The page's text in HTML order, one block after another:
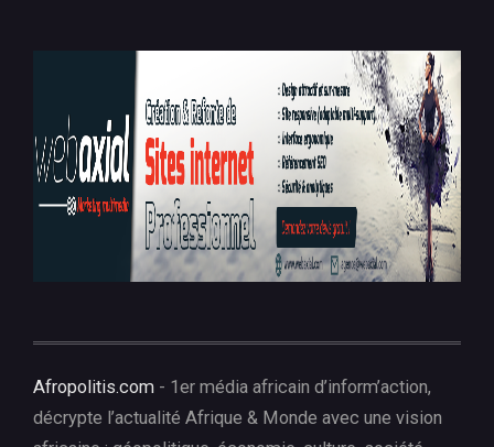
Afropolitis.com - 1er média africain d’inform’action,
décrypte l’actualité Afrique & Monde avec une vision